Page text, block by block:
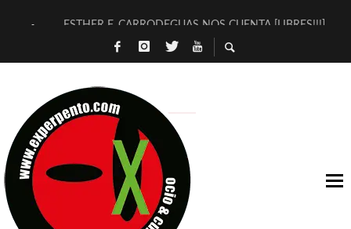
ESTHER F. CARRODEGUAS NOS CUENTA [LIBRES!!!]
[TERRA DE GUAPES] DE SANDRA MONFORT
TIMBRE 4, LA ESCUELA DEL DIRECTOR TEATRAL CLAUDIO
30 AÑOS (NO ES NADA) DE LA KATARSIS DEL TOMATAZO
MILITARES JUDÍAS EN #EXVITA
D’BALDOMEROS REINVENTAN [BITÁCORA 3.0] EN EXVITA
MARSHALL FLASH PRESENTA EN EXVITA [RELATIVA